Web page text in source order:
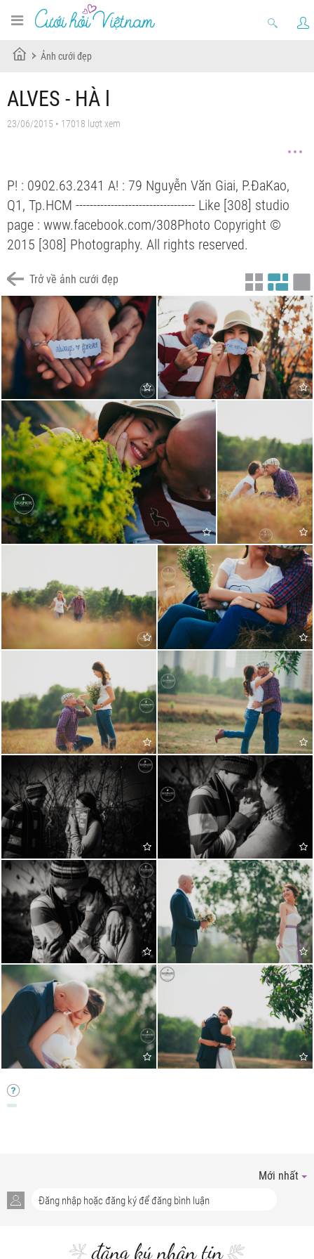
Ảnh cưới đẹp
ALVES - HÀ l
23/06/2015 • 17018 lượt xem
P! : 0902.63.2341 A! : 79 Nguyễn Văn Giai, P.ĐaKao,
Q1, Tp.HCM ---------------------------------- Like [308] studio
page : www.facebook.com/308Photo Copyright ©
2015 [308] Photography. All rights reserved.
Trở về ảnh cưới đẹp
Mới nhất
đăng ký nhận tin